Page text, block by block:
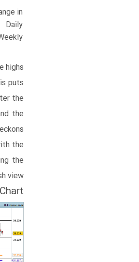
in
Daily
highs
puts
the
the
the
the
view.